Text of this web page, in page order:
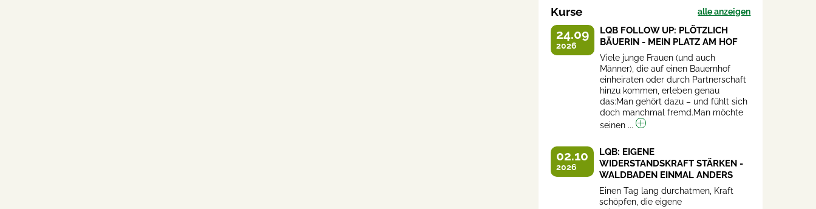
Kurse alle anzeigen
24.09
2026
LQB FOLLOW UP: PLÖTZLICH
BÄUERIN - MEIN PLATZ AM HOF
Viele junge Frauen (und auch
Männer), die auf einen Bauernhof
einheiraten oder durch Partnerschaft
hinzu kommen, erleben genau
das:Man gehört dazu – und fühlt sich
doch manchmal fremd.Man möchte
seinen ...
02.10
2026
LQB: EIGENE
WIDERSTANDSKRAFT STÄRKEN -
WALDBADEN EINMAL ANDERS
Einen Tag lang durchatmen, Kraft
schöpfen, die eigene